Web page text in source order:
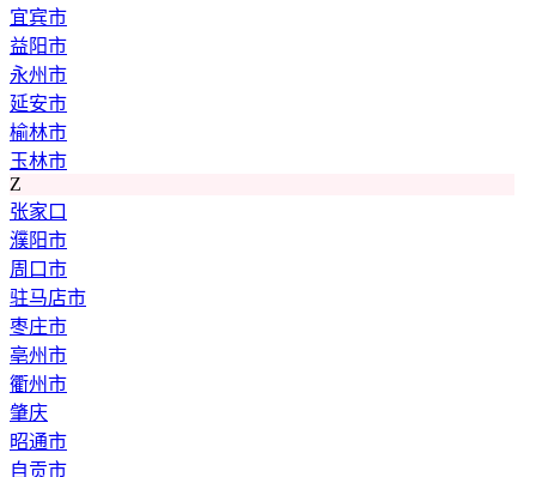
宜宾市
益阳市
永州市
延安市
榆林市
玉林市
Z
张家口
濮阳市
周口市
驻马店市
枣庄市
亳州市
衢州市
肇庆
昭通市
自贡市